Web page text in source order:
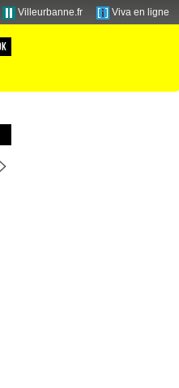
Villeurbanne.fr Viva en ligne